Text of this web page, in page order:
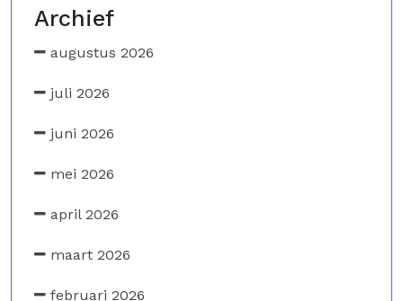
Archief
augustus 2026
juli 2026
juni 2026
mei 2026
april 2026
maart 2026
februari 2026